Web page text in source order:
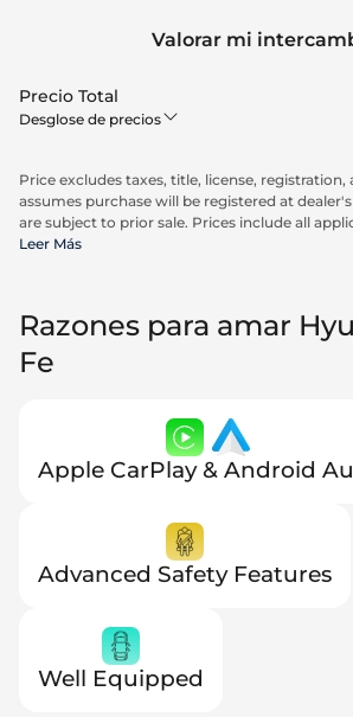
Valorar mi
Precio Total
Desglose de precios
Price excludes taxes, title, license, registration,
assumes purchase will be registered at
are subject to prior sale. Prices include all
incentives available to all consumers;
Leer Más
Razones para amar
Fe
Apple CarPlay & Android
Advanced Safety Features
Well Equipped